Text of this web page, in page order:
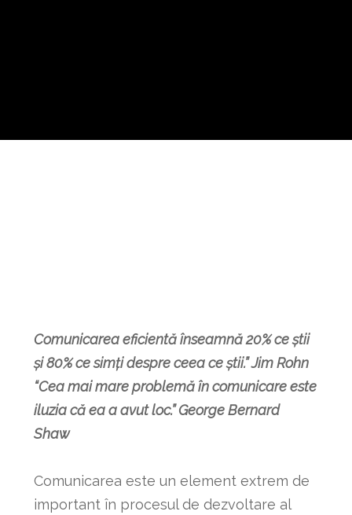
Comunicarea eficientă înseamnă 20% ce știi
și 80% ce simți despre ceea ce știi.” Jim Rohn
“Cea mai mare problemă în comunicare este
iluzia că ea a avut loc.” George Bernard
Shaw
Comunicarea este un element extrem de
important în procesul de dezvoltare al